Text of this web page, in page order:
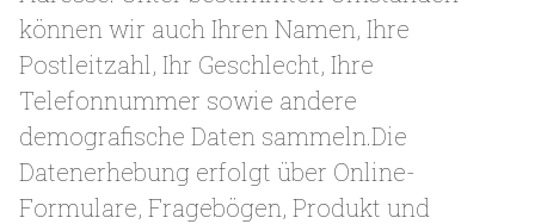
können wir auch Ihren Namen, Ihre
Postleitzahl, Ihr Geschlecht, Ihre
Telefonnummer sowie andere
demografische Daten sammeln.Die
Datenerhebung erfolgt über Online-
Formulare, Fragebögen, Produkt und